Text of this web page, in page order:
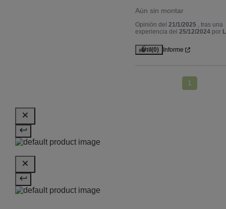
Aún sin montar
Opinión del 21/1/2025 , tras una
experiencia del 25/12/2024 por
Útil (0) Informe
1